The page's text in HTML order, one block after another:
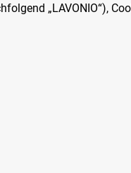
„LAVONIO“),